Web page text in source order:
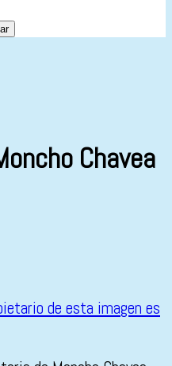
Chavea